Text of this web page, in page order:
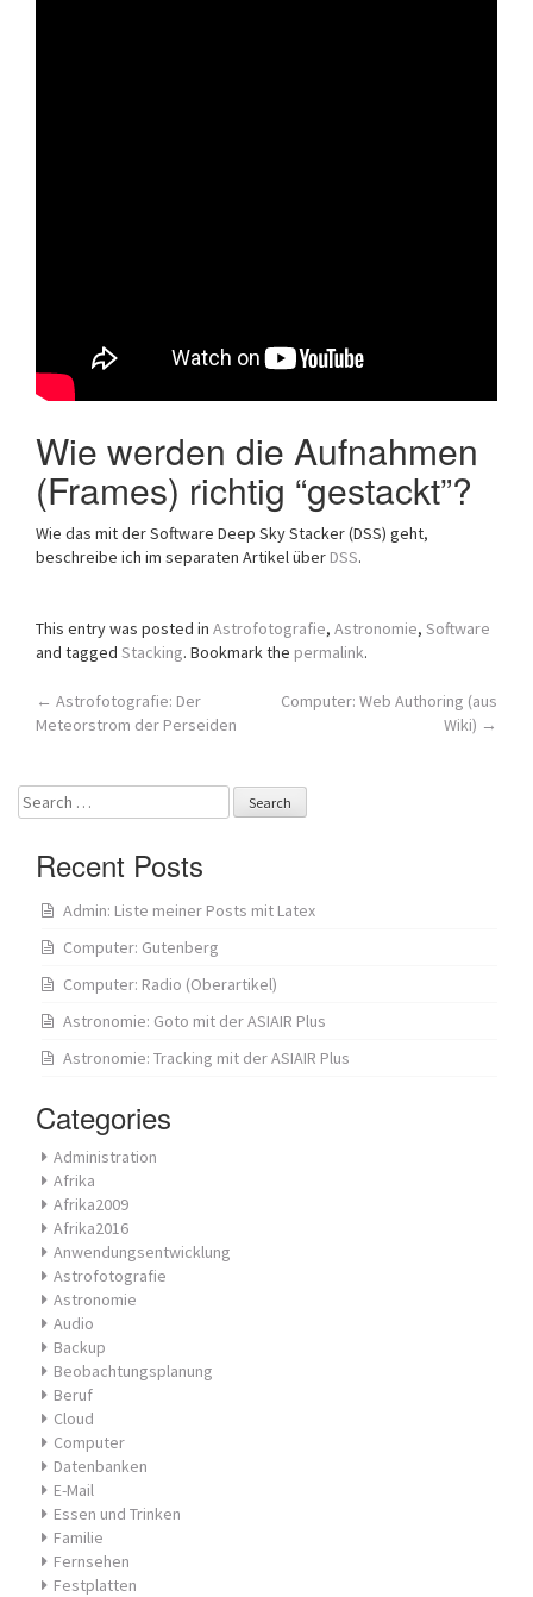
Wie werden die Aufnahmen
(Frames) richtig “gestackt”?
Wie das mit der Software Deep Sky Stacker (DSS) geht,
beschreibe ich im separaten Artikel über DSS.
This entry was posted in Astrofotografie, Astronomie, Software
and tagged Stacking. Bookmark the permalink.
Post
← Astrofotografie: Der
Meteorstrom der Perseiden
Computer: Web Authoring (aus
Wiki) →
Search
for:
Recent Posts
Admin: Liste meiner Posts mit Latex
Computer: Gutenberg
Computer: Radio (Oberartikel)
Astronomie: Goto mit der ASIAIR Plus
Astronomie: Tracking mit der ASIAIR Plus
Categories
Administration
Afrika
Afrika2009
Afrika2016
Anwendungsentwicklung
Astrofotografie
Astronomie
Audio
Backup
Beobachtungsplanung
Beruf
Cloud
Computer
Datenbanken
E-Mail
Essen und Trinken
Familie
Fernsehen
Festplatten